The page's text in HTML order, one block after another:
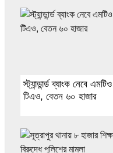
স্ট্যান্ডার্ন্ড ব্যাংক নেবে
টিএও, বেতন ৬০ হাজার